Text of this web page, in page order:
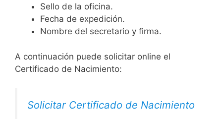
Sello de la oficina.
Fecha de expedición.
Nombre del secretario y firma.
A continuación puede solicitar online el
Certificado de Nacimiento:
Solicitar Certificado de Nacimiento